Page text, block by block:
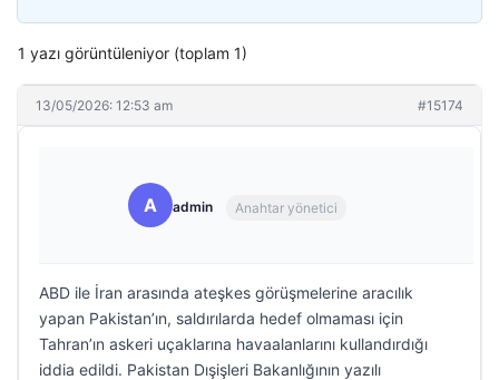
1 yazı görüntüleniyor (toplam 1)
13/05/2026: 12:53 am #15174
A admin Anahtar yönetici
ABD ile İran arasında ateşkes görüşmelerine aracılık
yapan Pakistan’ın, saldırılarda hedef olmaması için
Tahran’ın askeri uçaklarına havaalanlarını kullandırdığı
iddia edildi. Pakistan Dışişleri Bakanlığının yazılı